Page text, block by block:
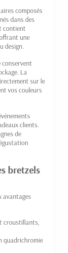
composés
dans des
contient
une
design.
conservent
La
sur le
vos couleurs
clients.
de
bretzels
avantages
croustillants,
quadrichromie